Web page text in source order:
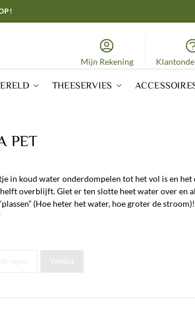
!
Mijn Rekening
THEESERVIES
PET
in koud water onderdompelen tot het vol is en het
overblijft. Giet er ten slotte heet water over en
(Hoe heter het water, hoe groter de
Verrast